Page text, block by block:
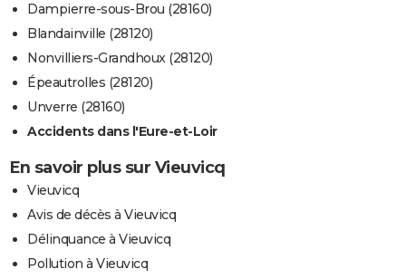
Dampierre-sous-Brou (28160)
Blandainville (28120)
Nonvilliers-Grandhoux (28120)
Épeautrolles (28120)
Unverre (28160)
Accidents dans l'Eure-et-Loir
En savoir plus sur Vieuvicq
Vieuvicq
Avis de décès à Vieuvicq
Délinquance à Vieuvicq
Pollution à Vieuvicq